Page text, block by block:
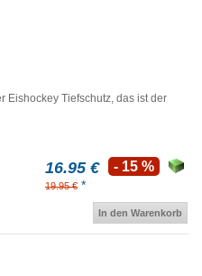
Eishockey Tiefschutz, das ist der
16.95 €
19.95 € *
- 15 %
In den Warenkorb